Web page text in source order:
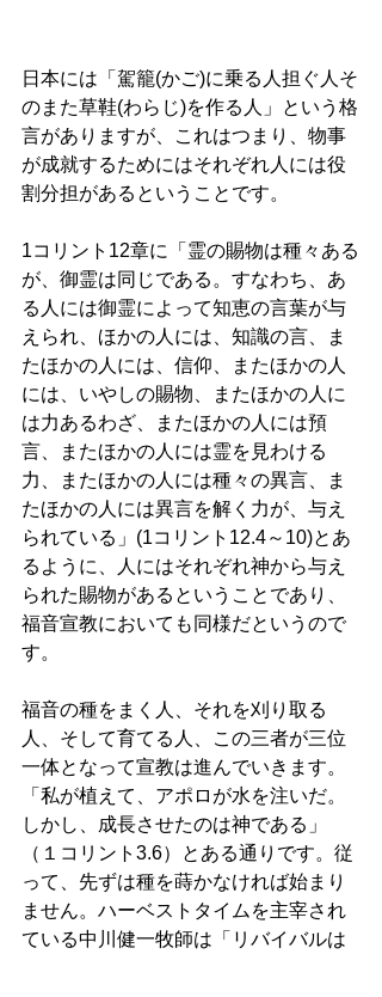
日本には「駕籠(かご)に乗る人担ぐ人そ
のまた草鞋(わらじ)を作る人」という格
言がありますが、これはつまり、物事
が成就するためにはそれぞれ人には役
割分担があるということです。
1コリント12章に「霊の賜物は種々ある
が、御霊は同じである。すなわち、あ
る人には御霊によって知恵の言葉が与
えられ、ほかの人には、知識の言、ま
たほかの人には、信仰、またほかの人
には、いやしの賜物、またほかの人に
は力あるわざ、またほかの人には預
言、またほかの人には霊を見わける
力、またほかの人には種々の異言、ま
たほかの人には異言を解く力が、与え
られている」(1コリント12.4～10)とあ
るように、人にはそれぞれ神から与え
られた賜物があるということであり、
福音宣教においても同様だというので
す。
福音の種をまく人、それを刈り取る
人、そして育てる人、この三者が三位
一体となって宣教は進んでいきます。
「私が植えて、アポロが水を注いだ。
しかし、成長させたのは神である」
（１コリント3.6）とある通りです。従
って、先ずは種を蒔かなければ始まり
ません。ハーベストタイムを主宰され
ている中川健一牧師は「リバイバルは